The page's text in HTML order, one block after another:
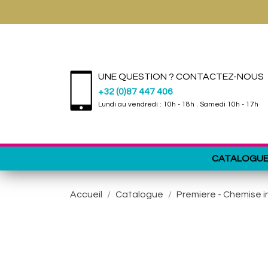
UNE QUESTION ? CONTACTEZ-NOUS
+32 (0)87 447 406
Lundi au vendredi : 10h - 18h . Samedi 10h - 17h
CATALOGUE
Accueil Catalogue Premiere - Chemise